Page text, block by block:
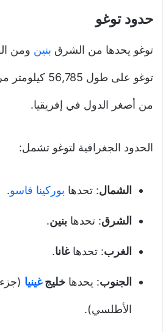
حدود توغو
توغو يحدها من الشرق بنين ومن
توغو على طول
من أصغر الدول في إفريقيا.
الحدود الجغرافية لتوغو تشمل:
الشمال: تحدها بوركينا فاسو.
الشرق: تحدها بنين.
الغرب: تحدهاغانا.
الجنوب: يحدها خليجغينيا
الأطلسي).